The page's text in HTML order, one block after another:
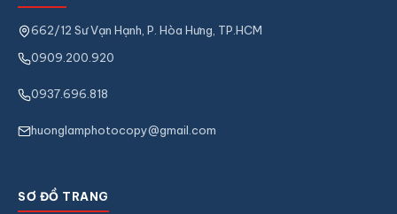
662/12 Sư Vạn Hạnh, P. Hòa Hưng, TP.HCM
0909.200.920
0937.696.818
huonglamphotocopy@gmail.com
SƠ ĐỒ TRANG